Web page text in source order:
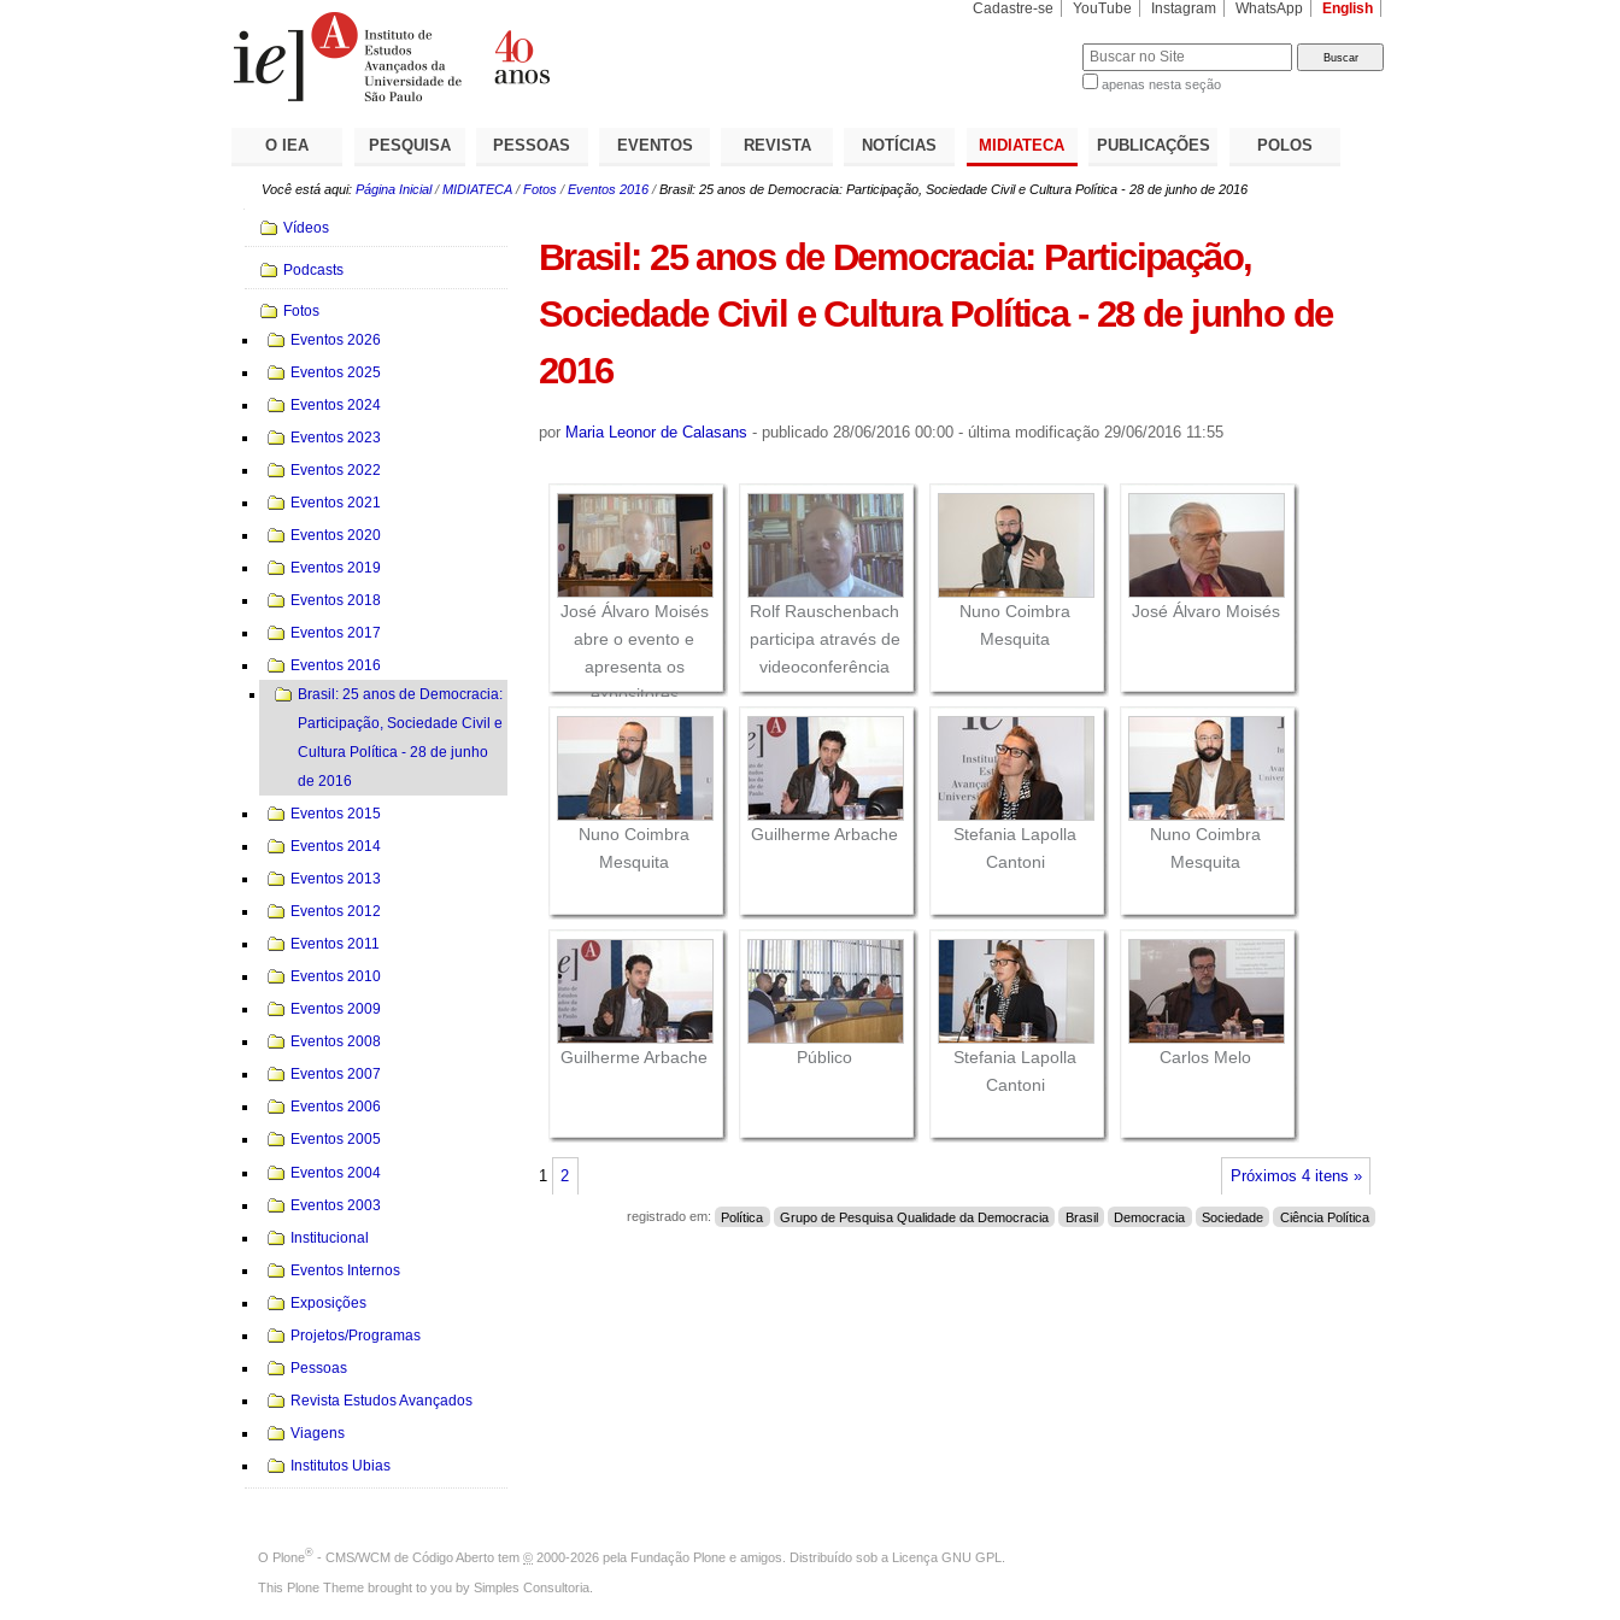
Cadastre-se YouTube Instagram WhatsApp English
apenas nesta seção
O IEA PESQUISA PESSOAS EVENTOS REVISTA NOTÍCIAS MIDIATECA PUBLICAÇÕES POLOS
Você está aqui: Página Inicial /MIDIATECA /Fotos /Eventos 2016 /Brasil: 25 anos de Democracia: Participação, Sociedade Civil e Cultura Política - 28 de junho de 2016
Brasil: 25 anos de Democracia: Participação,
Sociedade Civil e Cultura Política - 28 de junho de
2016
por Maria Leonor de Calasans - publicado28/06/2016 00:00 - última modificação29/06/2016 11:55
José Álvaro Moisés
abre o evento e
apresenta os
expositores
Rolf Rauschenbach
participa através de
videoconferência
Nuno Coimbra
Mesquita
José Álvaro Moisés
Nuno Coimbra
Mesquita
Guilherme Arbache
Stefania Lapolla
Cantoni
Nuno Coimbra
Mesquita
Guilherme Arbache Público
Stefania Lapolla
Cantoni
Carlos Melo
Próximos 4 itens »
1 2
registrado em: Política Grupo de Pesquisa Qualidade da Democracia Brasil Democracia Sociedade Ciência Política
Navegação
Vídeos
Podcasts
Fotos
Eventos 2026
Eventos 2025
Eventos 2024
Eventos 2023
Eventos 2022
Eventos 2021
Eventos 2020
Eventos 2019
Eventos 2018
Eventos 2017
Eventos 2016
Brasil: 25 anos de Democracia:
Participação, Sociedade Civil e
Cultura Política - 28 de junho
de 2016
Eventos 2015
Eventos 2014
Eventos 2013
Eventos 2012
Eventos 2011
Eventos 2010
Eventos 2009
Eventos 2008
Eventos 2007
Eventos 2006
Eventos 2005
Eventos 2004
Eventos 2003
Institucional
Eventos Internos
Exposições
Projetos/Programas
Pessoas
Revista Estudos Avançados
Viagens
Institutos Ubias
O Plone® - CMS/WCM de Código Aberto tem © 2000-2026 pela Fundação Plone e amigos. Distribuído sob a Licença GNU GPL
This Plone Theme brought to you by Simples Consultoria